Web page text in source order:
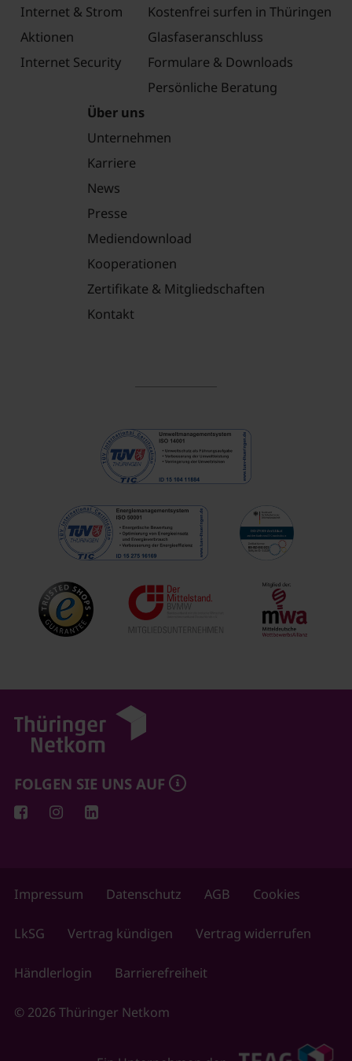
Internet & Strom
Aktionen
Internet Security
Kostenfrei surfen in Thüringen
Glasfaseranschluss
Formulare & Downloads
Persönliche Beratung
Über uns
Unternehmen
Karriere
News
Presse
Mediendownload
Kooperationen
Zertifikate & Mitgliedschaften
Kontakt
FOLGEN SIE UNS AUF
Impressum Datenschutz AGB Cookies
LkSG Vertrag kündigen Vertrag widerrufen
Händlerlogin Barrierefreiheit
© 2026 Thüringer Netkom